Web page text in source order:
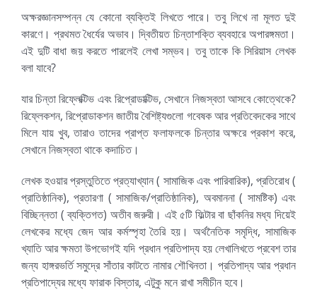
অক্ষরজ্ঞানসম্পন্ন যে কোনো ব্যক্তিই লিখতে পারে। তবু লিখে না মূলত দুই
কারণে। প্রথমত ধৈর্যের অভাব। দ্বিতীয়ত চিন্তাশক্তি ব্যবহারে অপারঙ্গমতা।
এই দুটি বাধা জয় করতে পারলেই লেখা সম্ভব। তবু তাকে কি সিরিয়াস লেখক
বলা যাবে?
যার চিন্তা রিফ্লেক্টিভ এবং রিপ্রোডাক্টিভ, সেখানে নিজস্বতা আসবে কোত্থেকে?
রিফ্লেকশন, রিপ্রোডাকশন জাতীয় বৈশিষ্ট্যগুলো গবেষক আর প্রতিবেদকের সাথে
মিলে যায় খুব, তারাও তাদের প্রাপ্ত ফলাফলকে চিন্তার অক্ষরে প্রকাশ করে,
সেখানে নিজস্বতা থাকে কদাচিত।
লেখক হওয়ার প্রস্তুতিতে প্রত্যাখ্যান ( সামাজিক এবং পারিবারিক), প্রতিরোধ (
প্রাতিষ্ঠানিক), প্রতারণা ( সামাজিক/প্রাতিষ্ঠানিক), অবমাননা ( সামষ্টিক) এবং
বিচ্ছিন্নতা ( ব্যক্তিগত) অতীব জরুরী। এই ৫টি ফিল্টার বা ছাঁকনির মধ্য দিয়েই
লেখকের মধ্যে জেদ আর কর্মস্পৃহা তৈরি হয়। অর্থনৈতিক সমৃদ্ধি, সামাজিক
খ্যাতি আর ক্ষমতা উপভোগই যদি প্রধান প্রতিপাদ্য হয় লেখালিখতে প্রবেশ তার
জন্য হাঙ্গরভর্তি সমুদ্রে সাঁতার কাটতে নামার শৌখিনতা। প্রতিপাদ্য আর প্রধান
প্রতিপাদ্যের মধ্যে ফারাক বিস্তার, এটুকু মনে রাখা সমীচীন হবে।